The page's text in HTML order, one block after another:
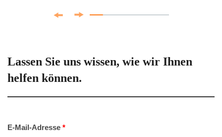
Lassen Sie uns wissen, wie wir Ihnen
helfen können.
E-Mail-Adresse *